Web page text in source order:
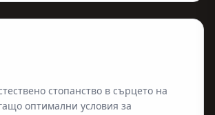
стопанство в сърцето на
оптимални условия за